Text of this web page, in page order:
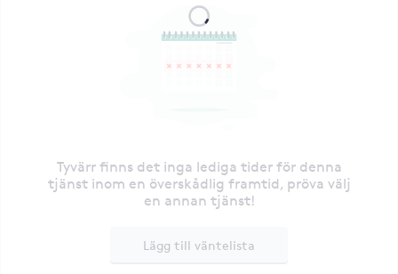
Tyvärr finns det inga lediga tider för denna
tjänst inom en överskådlig framtid, pröva välj
en annan tjänst!
Lägg till väntelista